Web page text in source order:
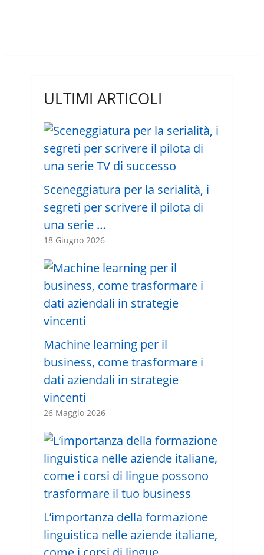
ULTIMI ARTICOLI
Sceneggiatura per la serialità, i
segreti per scrivere il pilota di
una serie …
18 Giugno 2026
Machine learning per il
business, come trasformare i
dati aziendali in strategie
vincenti
26 Maggio 2026
L’importanza della formazione
linguistica nelle aziende italiane,